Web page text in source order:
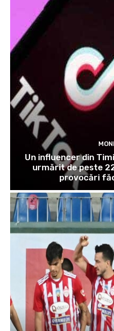
Un influencer din
urmărit de peste
provocări